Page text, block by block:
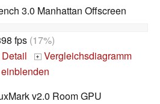
3.0 Manhattan Offscreen
fps (17%)
+ Vergleichsdiagramm
einblenden
v2.0 Room GPU